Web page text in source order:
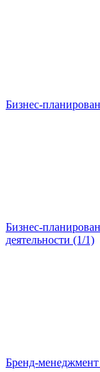
Бизнес-
Бизнес-
деятельности (1/1)
Бренд-